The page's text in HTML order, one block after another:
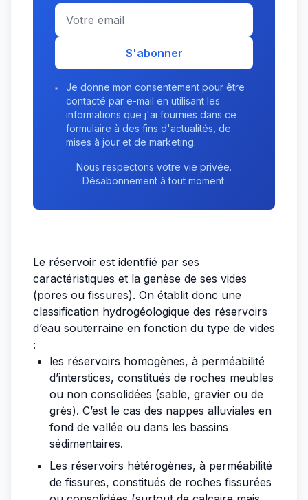
S'abonner
Je donne mon consentement pour être
contacté par e-mail en utilisant les
informations que j'ai fournies dans ce
formulaire à des fins d'actualités, de
mises à jour et de marketing.
Nous respectons votre vie privée.
Désabonnement à tout moment.
Le réservoir est identifié par ses
caractéristiques et la genèse de ses vides
(pores ou fissures). On établit donc une
classification hydrogéologique des réservoirs
d’eau souterraine en fonction du type de vides
:
les réservoirs homogènes, à perméabilité
d’interstices, constitués de roches meubles
ou non consolidées (sable, gravier ou de
grès). C’est le cas des nappes alluviales en
fond de vallée ou dans les bassins
sédimentaires.
Les réservoirs hétérogènes, à perméabilité
de fissures, constitués de roches fissurées